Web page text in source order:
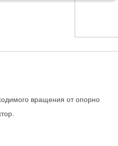
вращения от опорно